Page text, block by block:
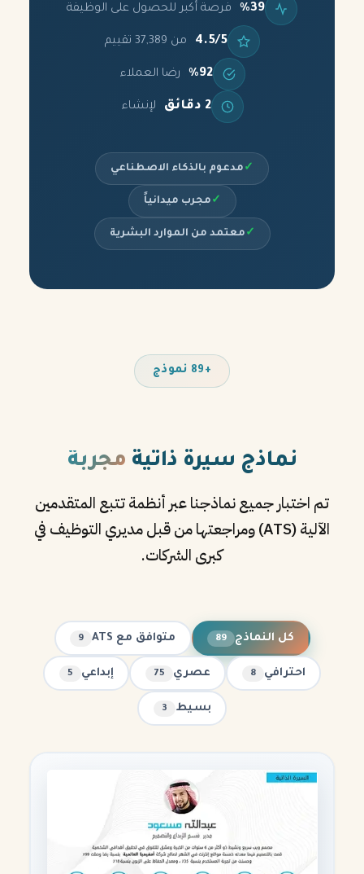
%39 فرصة أكبر للحصول على الوظيفة
4.5/5 من 37,389 تقييم
%92 رضا العملاء
2 دقائق لإنشاء
✓ مدعوم بالذكاء الاصطناعي
✓ مجرب ميدانياً
✓ معتمد من الموارد البشرية
+89 نموذج
نماذج سيرة ذاتية مجربة
تم اختبار جميع نماذجنا عبر أنظمة تتبع المتقدمين
الآلية (ATS) ومراجعتها من قبل مديري التوظيف في
كبرى الشركات.
كل النماذج 89 متوافق مع ATS 9
احترافي 8 عصري 75 إبداعي 5
بسيط 3